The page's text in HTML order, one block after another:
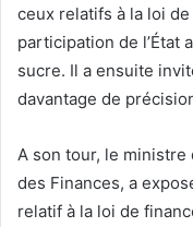
ceux relatifs à la loi
participation de l’État
sucre. Il a ensuite
davantage de
A son tour, le ministre
des Finances, a
relatif à la loi de